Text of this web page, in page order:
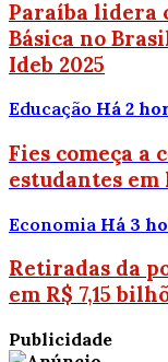
Paraíba lidera
Básica no
Ideb 2025
Educação Há 2
Fies começa a
estudantes em
Economia Há 3
Retiradas da
em R$ 7,15
Publicidade